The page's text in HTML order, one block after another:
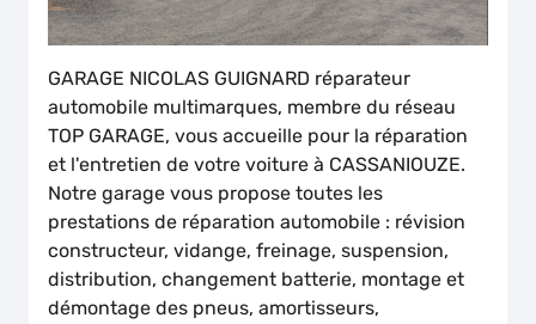
GARAGE NICOLAS GUIGNARD réparateur
automobile multimarques, membre du réseau
TOP GARAGE, vous accueille pour la réparation
et l'entretien de votre voiture à CASSANIOUZE.
Notre garage vous propose toutes les
prestations de réparation automobile : révision
constructeur, vidange, freinage, suspension,
distribution, changement batterie, montage et
démontage des pneus, amortisseurs,